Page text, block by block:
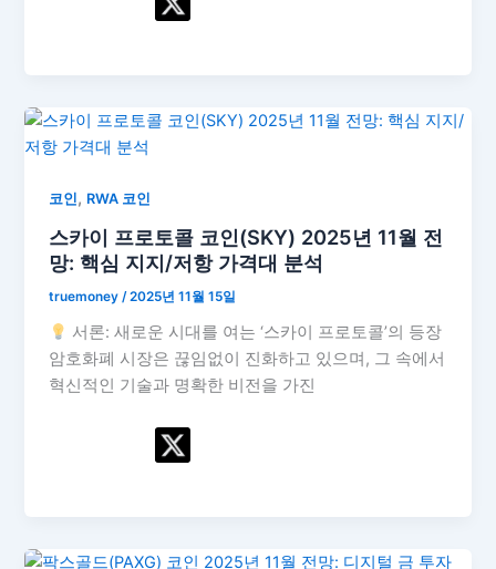
코인 , RWA 코인
스카이 프로토콜 코인(SKY) 2025년 11월 전
망: 핵심 지지/저항 가격대 분석
truemoney /2025년 11월 15일
서론: 새로운 시대를 여는 ‘스카이 프로토콜’의 등장
암호화폐 시장은 끊임없이 진화하고 있으며, 그 속에서
혁신적인 기술과 명확한 비전을 가진